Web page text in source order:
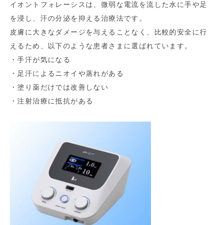
イオントフォレーシスは、微弱な電流を流した水に手や足
を浸し、汗の分泌を抑える治療法です。
皮膚に大きなダメージを与えることなく、比較的安全に行
えるため、以下のような患者さまに選ばれています。
・手汗が気になる
・足汗によるニオイや蒸れがある
・塗り薬だけでは改善しない
・注射治療に抵抗がある